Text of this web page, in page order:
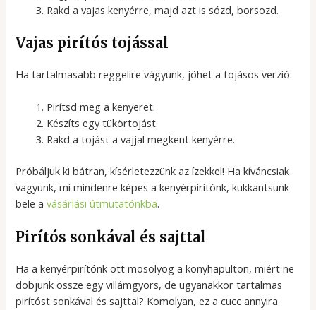
Rakd a vajas kenyérre, majd azt is sózd, borsozd.
Vajas pirítós tojással
Ha tartalmasabb reggelire vágyunk, jöhet a tojásos verzió:
Pirítsd meg a kenyeret.
Készíts egy tükörtojást.
Rakd a tojást a vajjal megkent kenyérre.
Próbáljuk ki bátran, kísérletezzünk az ízekkel! Ha kíváncsiak
vagyunk, mi mindenre képes a kenyérpirítónk, kukkantsunk
bele avásárlási útmutatónkba.
Pirítós sonkával és sajttal
Ha a kenyérpirítónk ott mosolyog a konyhapulton, miért ne
dobjunk össze egy villámgyors, de ugyanakkor tartalmas
pirítóst sonkával és sajttal? Komolyan, ez a cucc annyira